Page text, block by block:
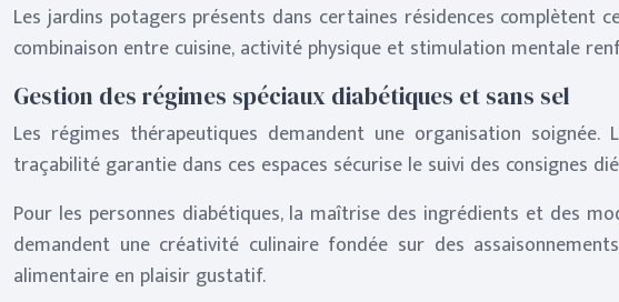
Les jardins potagers présents dans certaines résidences
combinaison entre cuisine, activité physique et stimulation mentale
Gestion des régimes spéciaux diabétiques et sans sel
Les régimes thérapeutiques demandent une organisation
traçabilité garantie dans ces espaces sécurise le suivi des consignes
Pour les personnes diabétiques, la maîtrise des ingrédients et des
demandent une créativité culinaire fondée sur des
alimentaire en plaisir gustatif.